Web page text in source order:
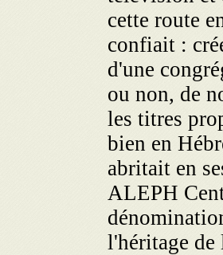
cette route
confiait :
d'une
ou non, de
les titres
bien en
abritait en
ALEPH
l'héritage